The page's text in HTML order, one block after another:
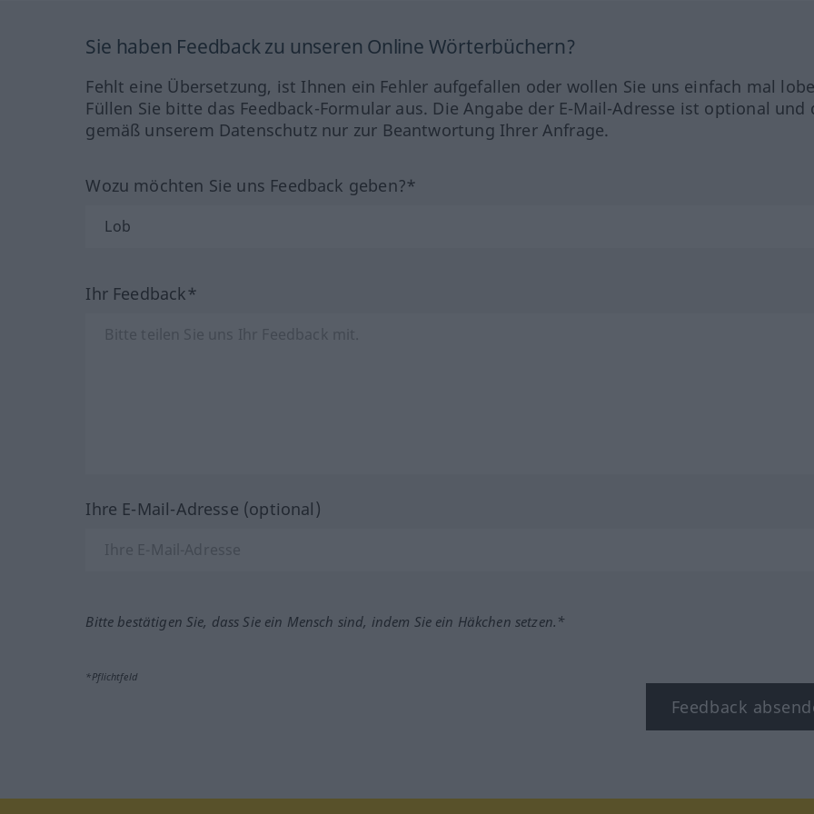
Sie haben Feedback zu unseren Online Wörterbüchern?
Fehlt eine Übersetzung, ist Ihnen ein Fehler aufgefallen oder wollen Sie uns einfach mal
Füllen Sie bitte das Feedback-Formular aus. Die Angabe der E-Mail-Adresse ist optional und
gemäß unserem Datenschutz nur zur Beantwortung Ihrer Anfrage.
Wozu möchten Sie uns Feedback geben?*
Ihr Feedback*
Ihre E-Mail-Adresse (optional)
Bitte bestätigen Sie, dass Sie ein Mensch sind, indem Sie ein Häkchen setzen.*
*Pflichtfeld
Feedback